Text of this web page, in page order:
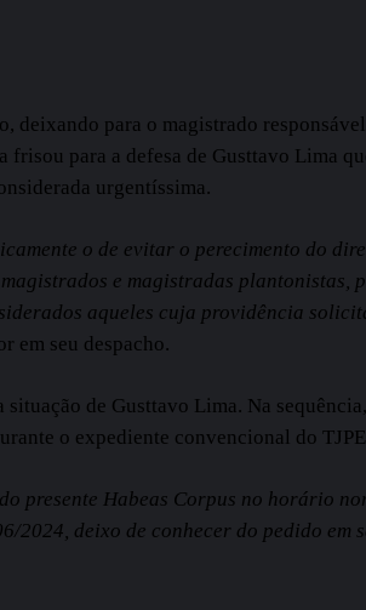
deixando para o magistrado
para a defesa de Gusttavo Lima
urgentíssima.
o de evitar o perecimento do
e magistradas plantonistas,
aqueles cuja providência
em seu despacho.
de Gusttavo Lima. Na
o expediente convencional do
presente Habeas Corpus no horário
2024, deixo de conhecer do pedido em